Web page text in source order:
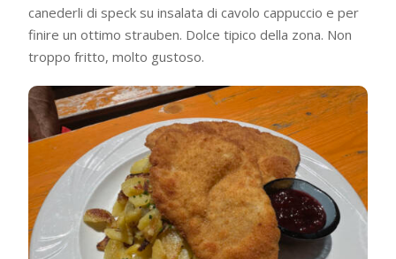
canederli di speck su insalata di cavolo cappuccio e per
finire un ottimo strauben. Dolce tipico della zona. Non
troppo fritto, molto gustoso.